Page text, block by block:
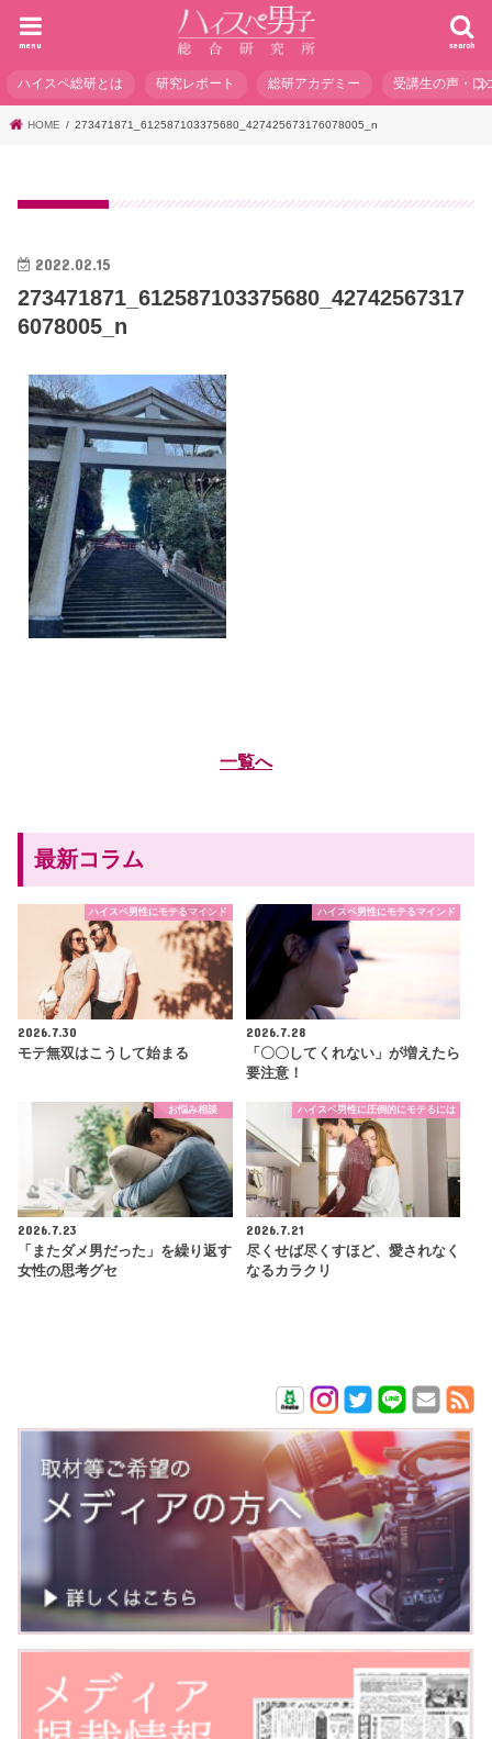
search
menu
ハイスペ総研とは 研究レポート 総研アカデミー 受講生の声・口
HOME 273471871_612587103375680_427425673176078005_n
2022.02.15
273471871_612587103375680_42742567317
6078005_n
一覧へ
最新コラム
ハイスペ男性にモテるマインド
2026.7.30
モテ無双はこうして始まる
ハイスペ男性にモテるマインド
2026.7.28
「〇〇してくれない」が増えたら
要注意！
お悩み相談
2026.7.23
「またダメ男だった」を繰り返す
女性の思考グセ
ハイスペ男性に圧倒的にモテるには
2026.7.21
尽くせば尽くすほど、愛されなく
なるカラクリ